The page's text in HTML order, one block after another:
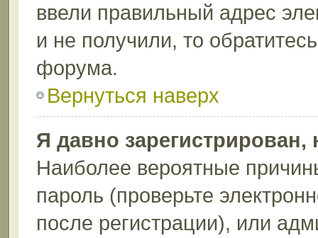
ввели правильный адрес
и не получили, то
форума.
Вернуться наверх
Я давно
Наиболее вероятные
пароль (проверьте
после регистрации), или